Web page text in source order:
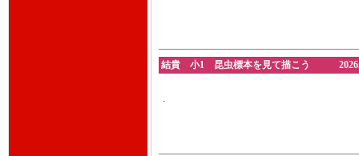
結貴 小1 昆虫標本を見て描こう
.